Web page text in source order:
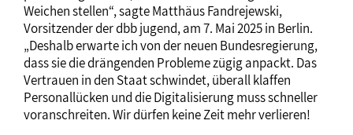
Weichen stellen“, sagte Matthäus Fandrejewski,
Vorsitzender der dbb jugend, am 7. Mai 2025 in Berlin.
„Deshalb erwarte ich von der neuen Bundesregierung,
dass sie die drängenden Probleme zügig anpackt. Das
Vertrauen in den Staat schwindet, überall klaffen
Personallücken und die Digitalisierung muss schneller
voranschreiten. Wir dürfen keine Zeit mehr verlieren!